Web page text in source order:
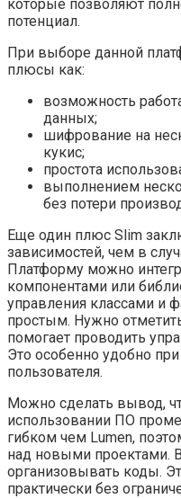
которые позволяют
потенциал.
При выборе данной
плюсы как:
возможность
данных;
шифрование на
кукис;
простота
выполнением
без потери
Еще один плюс Slim
зависимостей, чем в
Платформу можно
компонентами или
управления классами и
простым. Нужно
помогает проводить
Это особенно удобно
пользователя.
Можно сделать вывод,
использовании ПО
гибком чем Lumen,
над новыми проектами.
организовывать коды.
практически без